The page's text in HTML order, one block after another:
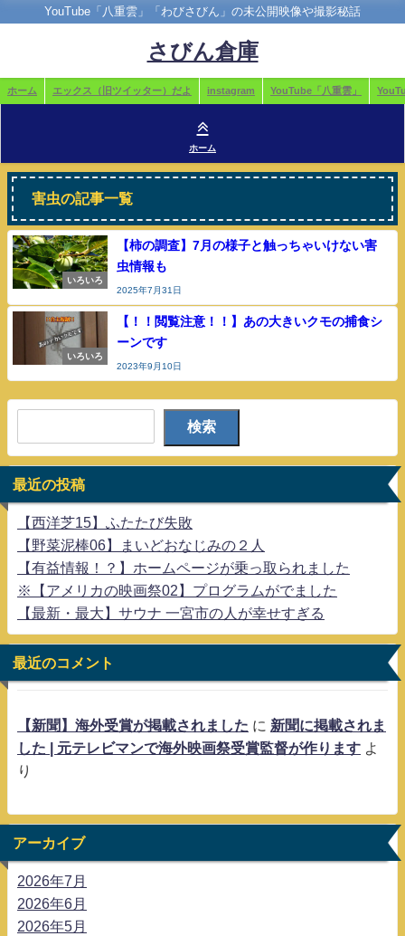
YouTube「八重雲」「わびさびん」の未公開映像や撮影秘話
さびん倉庫
ホーム エックス（旧ツイッター）だよ instagram YouTube「八重雲」
ホーム
害虫の記事一覧
いろいろ
【柿の調査】7月の様子と触っちゃいけない害
虫情報も
2025年7月31日
いろいろ
【！！閲覧注意！！】あの大きいクモの捕食シ
ーンです
2023年9月10日
検索
最近の投稿
【西洋芝15】ふたたび失敗
【野菜泥棒06】まいどおなじみの２人
【有益情報！？】ホームページが乗っ取られました
※【アメリカの映画祭02】プログラムがでました
【最新・最大】サウナ 一宮市の人が幸せすぎる
最近のコメント
【新聞】海外受賞が掲載されました に 新聞に掲載されま
した | 元テレビマンで海外映画祭受賞監督が作ります よ
り
アーカイブ
2026年7月
2026年6月
2026年5月